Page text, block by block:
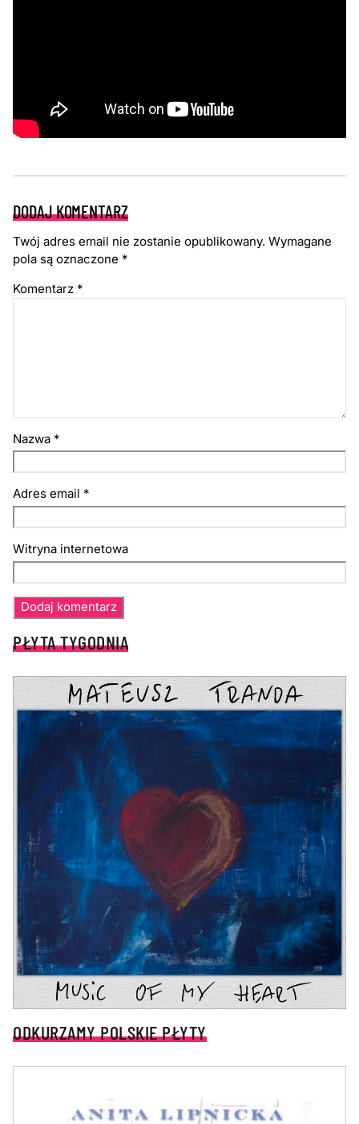
DODAJ KOMENTARZ
Twój adres email nie zostanie opublikowany. Wymagane
pola są oznaczone *
Komentarz *
Nazwa *
Adres email *
Witryna internetowa
PŁYTA TYGODNIA
ODKURZAMY POLSKIE PŁYTY